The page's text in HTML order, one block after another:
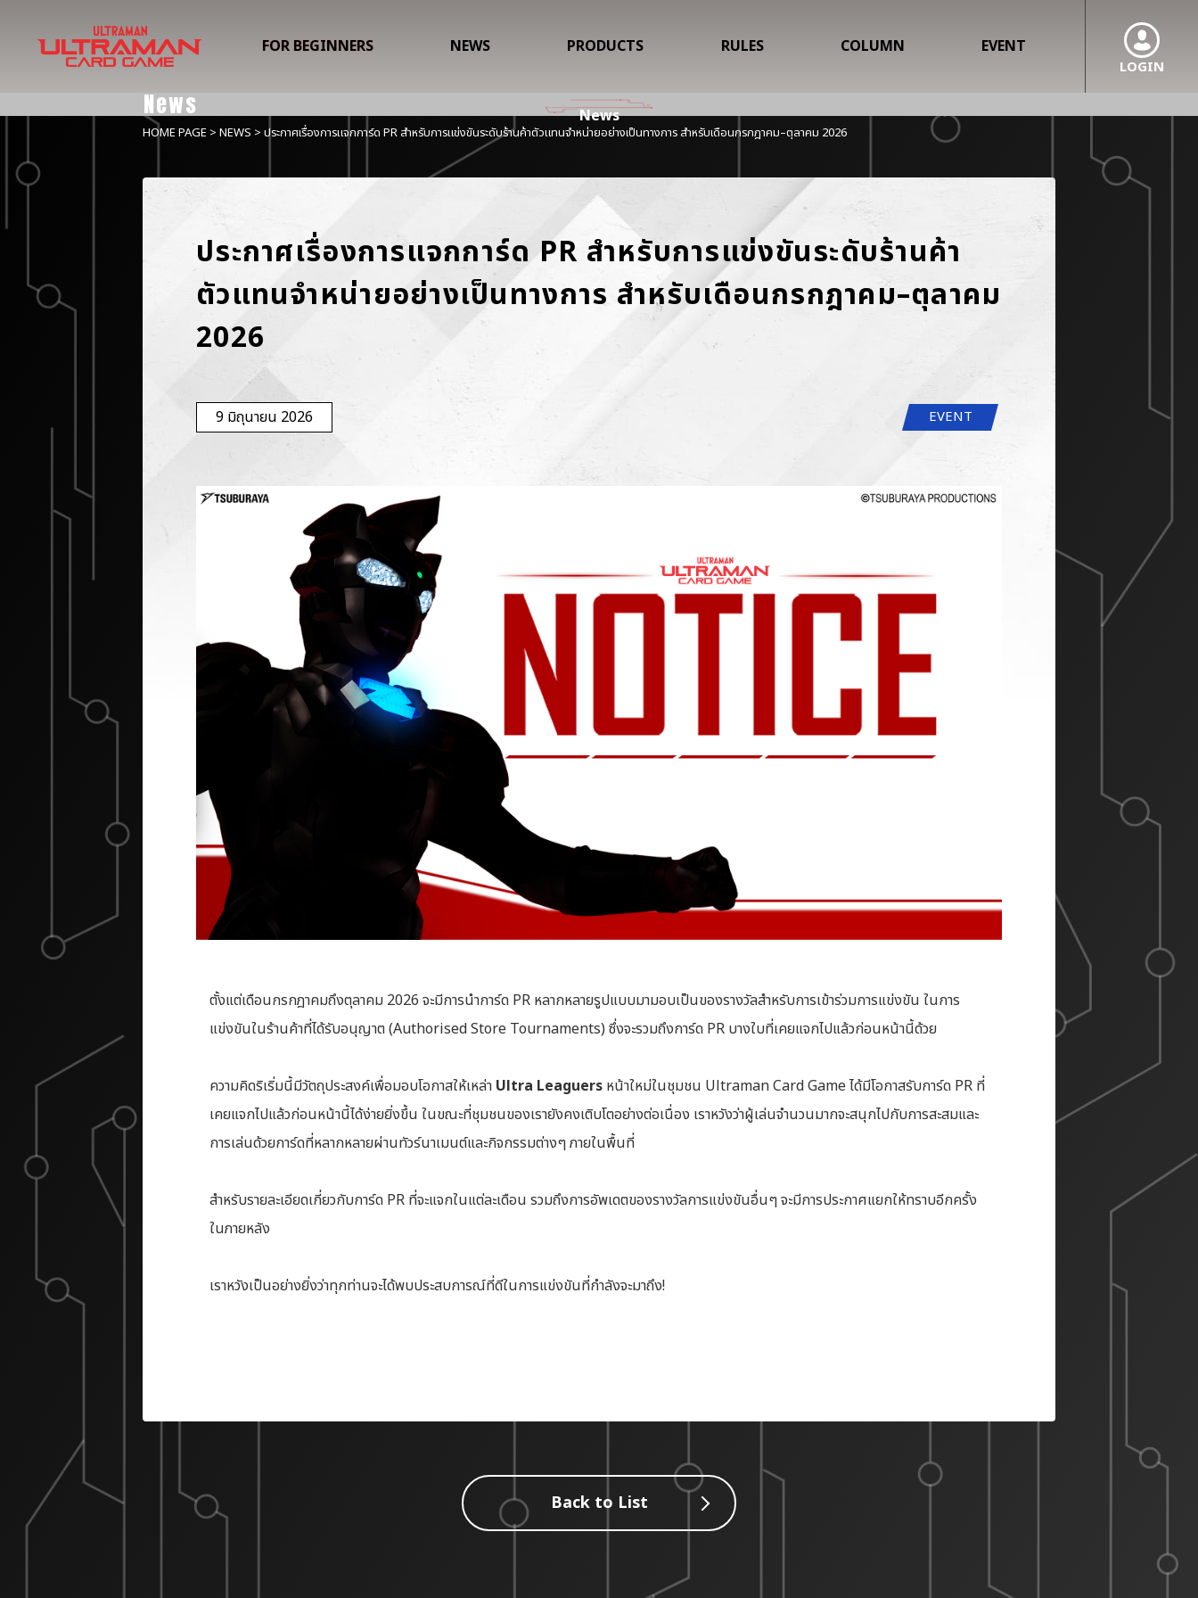
LOGIN
FOR BEGINNERS NEWS PRODUCTS RULES COLUMN EVENT
News News
HOME PAGE > NEWS > ประกาศเรื่องการแจกการ์ด PR สำหรับการแข่งขันระดับร้านค้าตัวแทนจำหน่ายอย่างเป็นทางการ สำหรับเดือนกรกฎาคม–ตุลาคม 2026
ประกาศเรื่องการแจกการ์ด PR สำหรับการแข่งขันระดับร้านค้า
ตัวแทนจำหน่ายอย่างเป็นทางการ สำหรับเดือนกรกฎาคม–ตุลาคม
2026
9 มิถุนายน 2026 EVENT
ตั้งแต่เดือนกรกฎาคมถึงตุลาคม 2026 จะมีการนำการ์ด PR หลากหลายรูปแบบมามอบเป็นของรางวัลสำหรับการเข้าร่วมการแข่งขัน ในการ
แข่งขันในร้านค้าที่ได้รับอนุญาต (Authorised Store Tournaments) ซึ่งจะรวมถึงการ์ด PR บางใบที่เคยแจกไปแล้วก่อนหน้านี้ด้วย
ความคิดริเริ่มนี้มีวัตถุประสงค์เพื่อมอบโอกาสให้เหล่า Ultra Leaguers หน้าใหม่ในชุมชน Ultraman Card Game ได้มีโอกาสรับการ์ด PR ที่
เคยแจกไปแล้วก่อนหน้านี้ได้ง่ายยิ่งขึ้น ในขณะที่ชุมชนของเรายังคงเติบโตอย่างต่อเนื่อง เราหวังว่าผู้เล่นจำนวนมากจะสนุกไปกับการสะสมและ
การเล่นด้วยการ์ดที่หลากหลายผ่านทัวร์นาเมนต์และกิจกรรมต่างๆ ภายในพื้นที่
สำหรับรายละเอียดเกี่ยวกับการ์ด PR ที่จะแจกในแต่ละเดือน รวมถึงการอัพเดตของรางวัลการแข่งขันอื่นๆ จะมีการประกาศแยกให้ทราบอีกครั้ง
ในภายหลัง
เราหวังเป็นอย่างยิ่งว่าทุกท่านจะได้พบประสบการณ์ที่ดีในการแข่งขันที่กำลังจะมาถึง!
Back to List